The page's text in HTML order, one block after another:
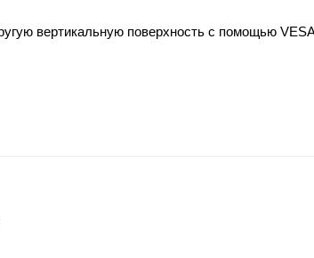
вертикальную поверхность с помощью